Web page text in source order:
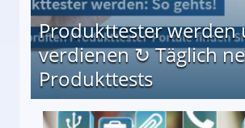
Produkttester werden
verdienen ↻ Täglich
Produkttests
↻ Täglich neue Produkttests